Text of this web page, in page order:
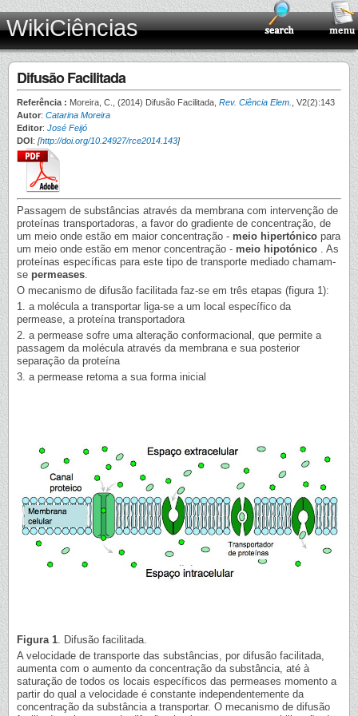
WikiCiências
Difusão Facilitada
Referência : Moreira, C., (2014) Difusão Facilitada, Rev. Ciência Elem.
, V2(2):143
Autor: Catarina Moreira
Editor: José Feijó
DOI: [http://doi.org/10.24927/rce2014.143]
Passagem de substâncias através da membrana com intervenção de
proteínas transportadoras, a favor do gradiente de concentração, de
um meio onde estão em maior concentração - meio hipertónico para
um meio onde estão em menor concentração - meio hipotónico . As
proteínas específicas para este tipo de transporte mediado chamam-
se permeases.
O mecanismo de difusão facilitada faz-se em três etapas (figura 1):
1. a molécula a transportar liga-se a um local específico da
permease, a proteína transportadora
2. a permease sofre uma alteração conformacional, que permite a
passagem da molécula através da membrana e sua posterior
separação da proteína
3. a permease retoma a sua forma inicial
Figura 1 . Difusão facilitada.
A velocidade de transporte das substâncias, por difusão facilitada,
aumenta com o aumento da concentração da substância, até à
saturação de todos os locais específicos das permeases momento a
partir do qual a velocidade é constante independentemente da
concentração da substância a transportar. O mecanismo de difusão